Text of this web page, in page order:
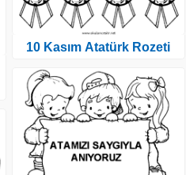
10 Kasım Atatürk Rozeti